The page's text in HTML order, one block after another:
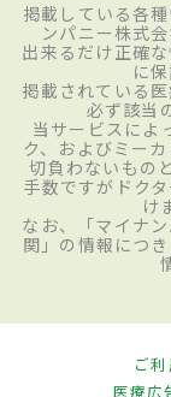
掲載している各
ンパニー株式
出来るだけ正確
に
掲載されている
必ず該当
当サービスによ
ク、およびミー
切負わないもの
手数ですがドク
け
なお、「マイナ
関」の情報につ
ご
医療広